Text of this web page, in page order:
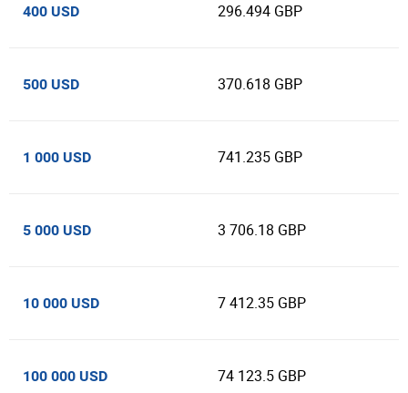
400 USD 296.494 GBP
500 USD 370.618 GBP
1 000 USD 741.235 GBP
5 000 USD 3 706.18 GBP
10 000 USD 7 412.35 GBP
100 000 USD 74 123.5 GBP